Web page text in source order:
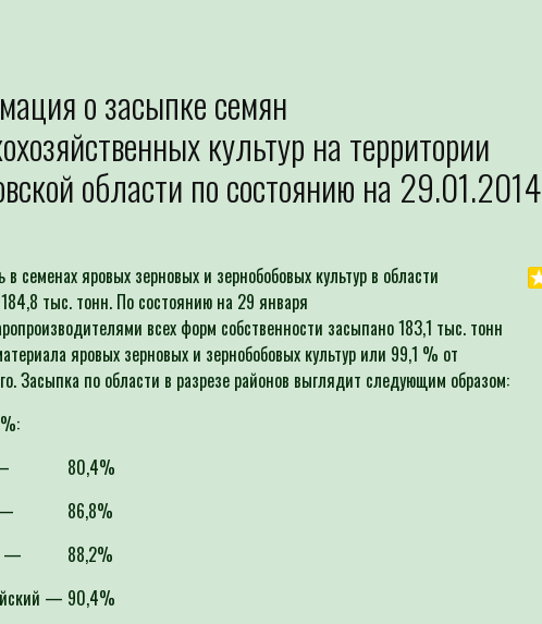
о засыпке семян
культур на территории
области по состоянию на 29.01.2014
в семенах яровых зерновых и зернобобовых культур в области
тыс. тонн. По состоянию на 29 января
всех форм собственности засыпано 183,1 тыс. тонн
яровых зерновых и зернобобовых культур или 99,1 % от
Засыпка по области в разрезе районов выглядит следующим образом:
80,4%
86,8%
—
88,2%
— 90,4%